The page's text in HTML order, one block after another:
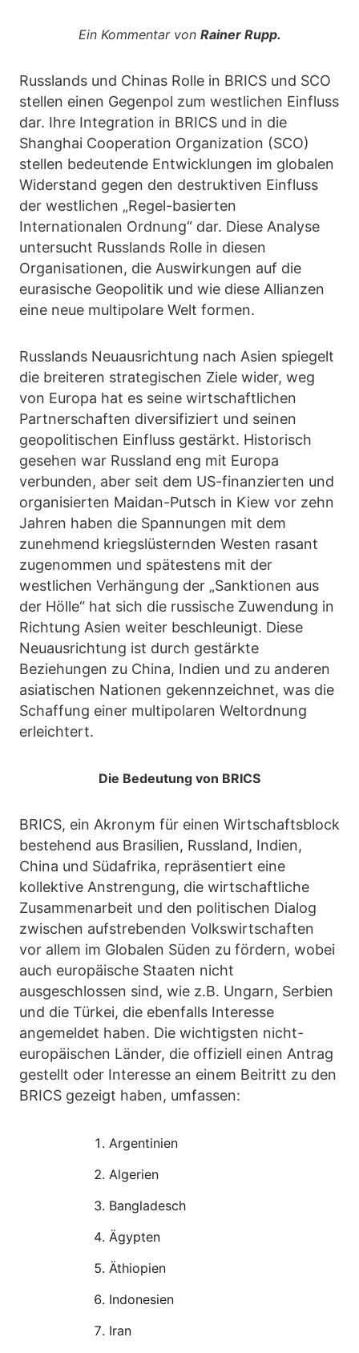
Ein Kommentar von Rainer Rupp.
Russlands und Chinas Rolle in BRICS und SCO
stellen einen Gegenpol zum westlichen Einfluss
dar. Ihre Integration in BRICS und in die
Shanghai Cooperation Organization (SCO)
stellen bedeutende Entwicklungen im globalen
Widerstand gegen den destruktiven Einfluss
der westlichen „Regel-basierten
Internationalen Ordnung“ dar. Diese Analyse
untersucht Russlands Rolle in diesen
Organisationen, die Auswirkungen auf die
eurasische Geopolitik und wie diese Allianzen
eine neue multipolare Welt formen.
Russlands Neuausrichtung nach Asien spiegelt
die breiteren strategischen Ziele wider, weg
von Europa hat es seine wirtschaftlichen
Partnerschaften diversifiziert und seinen
geopolitischen Einfluss gestärkt. Historisch
gesehen war Russland eng mit Europa
verbunden, aber seit dem US-finanzierten und
organisierten Maidan-Putsch in Kiew vor zehn
Jahren haben die Spannungen mit dem
zunehmend kriegslüsternden Westen rasant
zugenommen und spätestens mit der
westlichen Verhängung der „Sanktionen aus
der Hölle“ hat sich die russische Zuwendung in
Richtung Asien weiter beschleunigt. Diese
Neuausrichtung ist durch gestärkte
Beziehungen zu China, Indien und zu anderen
asiatischen Nationen gekennzeichnet, was die
Schaffung einer multipolaren Weltordnung
erleichtert.
Die Bedeutung von BRICS
BRICS, ein Akronym für einen Wirtschaftsblock
bestehend aus Brasilien, Russland, Indien,
China und Südafrika, repräsentiert eine
kollektive Anstrengung, die wirtschaftliche
Zusammenarbeit und den politischen Dialog
zwischen aufstrebenden Volkswirtschaften
vor allem im Globalen Süden zu fördern, wobei
auch europäische Staaten nicht
ausgeschlossen sind, wie z.B. Ungarn, Serbien
und die Türkei, die ebenfalls Interesse
angemeldet haben. Die wichtigsten nicht-
europäischen Länder, die offiziell einen Antrag
gestellt oder Interesse an einem Beitritt zu den
BRICS gezeigt haben, umfassen:
Argentinien
Algerien
Bangladesch
Ägypten
Äthiopien
Indonesien
Iran